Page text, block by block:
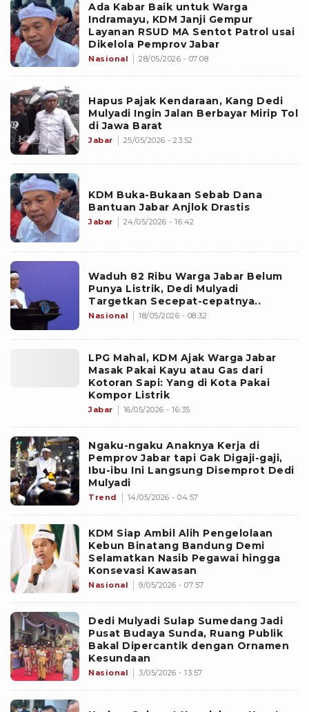
Ada Kabar Baik untuk Warga
Indramayu, KDM Janji Gempur
Layanan RSUD MA Sentot Patrol usai
Dikelola Pemprov Jabar
Nasional 28/05/2026 - 07:08
Hapus Pajak Kendaraan, Kang Dedi
Mulyadi Ingin Jalan Berbayar Mirip Tol
di Jawa Barat
Jabar 25/05/2026 - 23:52
KDM Buka-Bukaan Sebab Dana
Bantuan Jabar Anjlok Drastis
Jabar 24/05/2026 - 16:42
Waduh 82 Ribu Warga Jabar Belum
Punya Listrik, Dedi Mulyadi
Targetkan Secepat-cepatnya..
Nasional 18/05/2026 - 08:32
LPG Mahal, KDM Ajak Warga Jabar
Masak Pakai Kayu atau Gas dari
Kotoran Sapi: Yang di Kota Pakai
Kompor Listrik
Jabar 16/05/2026 - 16:35
Ngaku-ngaku Anaknya Kerja di
Pemprov Jabar tapi Gak Digaji-gaji,
Ibu-ibu Ini Langsung Disemprot Dedi
Mulyadi
Trend 14/05/2026 - 04:57
KDM Siap Ambil Alih Pengelolaan
Kebun Binatang Bandung Demi
Selamatkan Nasib Pegawai hingga
Konsevasi Kawasan
Nasional 9/05/2026 - 07:57
Dedi Mulyadi Sulap Sumedang Jadi
Pusat Budaya Sunda, Ruang Publik
Bakal Dipercantik dengan Ornamen
Kesundaan
Nasional 3/05/2026 - 13:57